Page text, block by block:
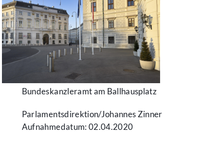
Bundeskanzleramt am Ballhausplatz
Parlamentsdirektion/​Johannes Zinner
Aufnahmedatum: 02.04.2020